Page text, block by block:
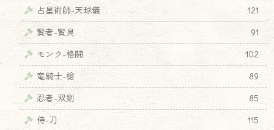
占星術師-天球儀
121
賢者-賢具
91
モンク-格闘
102
竜騎士-槍
89
忍者-双剣
85
侍-刀
115